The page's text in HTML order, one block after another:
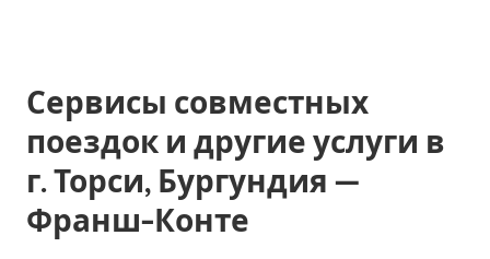
Сервисы совместных
поездок и другие услуги в
г. Торси, Бургундия —
Франш-Конте